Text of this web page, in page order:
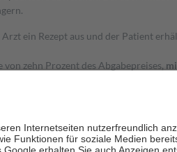
ein Rezept aus und der Patient
zehn Prozent des Abgabepreises,
zu stärken und die
mit Ausnahme der Fahrkosten